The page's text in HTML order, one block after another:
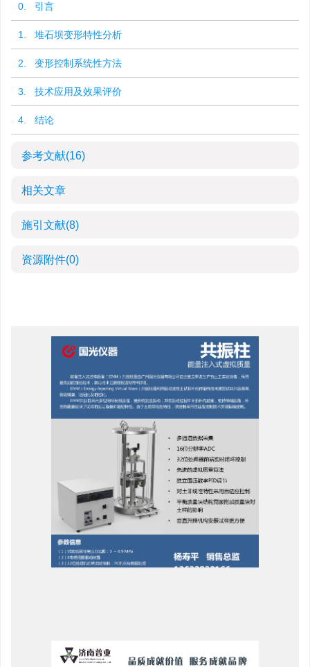
0. 引言
1. 堆石坝变形特性分析
2. 变形控制系统性方法
3. 技术应用及效果评价
4. 结论
参考文献(16)
相关文章
施引文献(8)
资源附件(0)